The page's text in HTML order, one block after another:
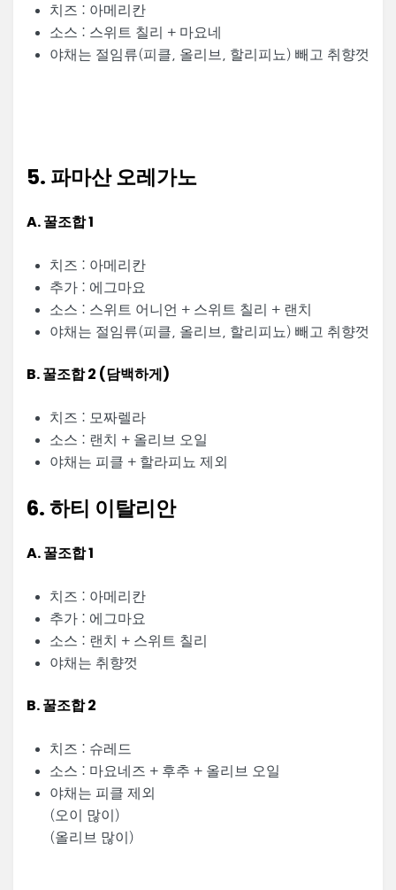
치즈 : 아메리칸
소스 : 스위트 칠리 + 마요네
야채는 절임류(피클, 올리브, 할리피뇨) 빼고 취향껏
5. 파마산 오레가노
A. 꿀조합 1
치즈 : 아메리칸
추가 : 에그마요
소스 : 스위트 어니언 + 스위트 칠리 + 랜치
야채는 절임류(피클, 올리브, 할리피뇨) 빼고 취향껏
B. 꿀조합 2 (담백하게)
치즈 : 모짜렐라
소스 : 랜치 + 올리브 오일
야채는 피클 + 할라피뇨 제외
6. 하티 이탈리안
A. 꿀조합 1
치즈 : 아메리칸
추가 : 에그마요
소스 : 랜치 + 스위트 칠리
야채는 취향껏
B. 꿀조합 2
치즈 : 슈레드
소스 : 마요네즈 + 후추 + 올리브 오일
야채는 피클 제외
(오이 많이)
(올리브 많이)